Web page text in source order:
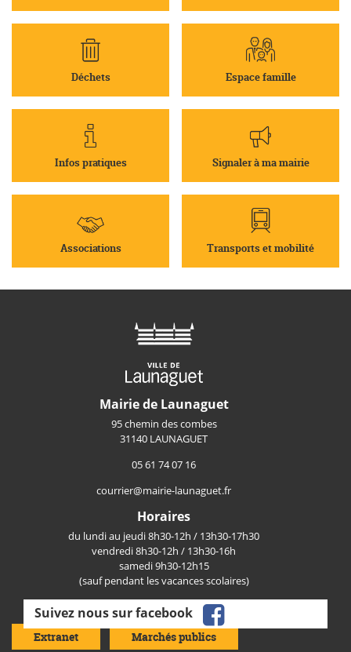
Déchets Espace famille
Infos pratiques Signaler à ma mairie
Associations Transports et mobilité
Mairie de Launaguet
95 chemin des combes
31140 LAUNAGUET
05 61 74 07 16
courrier@mairie-launaguet.fr
Horaires
du lundi au jeudi 8h30-12h / 13h30-17h30
vendredi 8h30-12h / 13h30-16h
samedi 9h30-12h15
(sauf pendant les vacances scolaires)
Suivez nous sur facebook
Extranet Marchés publics